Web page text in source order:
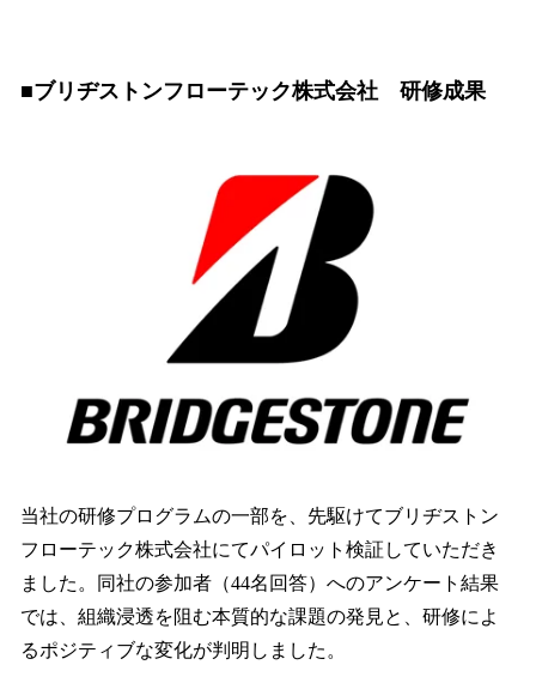
■ブリヂストンフローテック株式会社 研修成果
当社の研修プログラムの一部を、先駆けてブリヂストン
フローテック株式会社にてパイロット検証していただき
ました。同社の参加者（44名回答）へのアンケート結果
では、組織浸透を阻む本質的な課題の発見と、研修によ
るポジティブな変化が判明しました。